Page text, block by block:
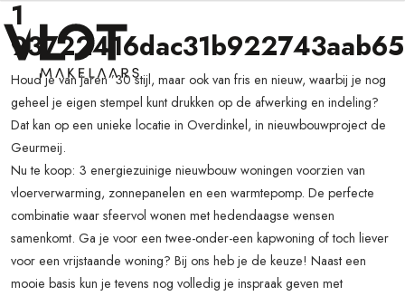
1
Houd je van jaren ’30 stijl, maar ook van fris en nieuw, waarbij je nog
geheel je eigen stempel kunt drukken op de afwerking en indeling?
Dat kan op een unieke locatie in Overdinkel, in nieuwbouwproject de
Geurmeij.
Nu te koop: 3 energiezuinige nieuwbouw woningen voorzien van
vloerverwarming, zonnepanelen en een warmtepomp. De perfecte
combinatie waar sfeervol wonen met hedendaagse wensen
samenkomt. Ga je voor een twee-onder-een kapwoning of toch liever
voor een vrijstaande woning? Bij ons heb je de keuze! Naast een
mooie basis kun je tevens nog volledig je inspraak geven met